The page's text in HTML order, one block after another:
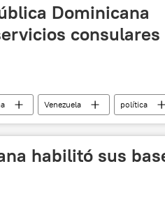
Dominicana
consulares
Venezuela política
habilitó sus